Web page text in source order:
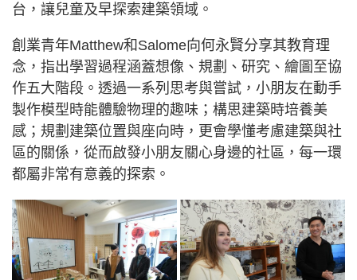
台，讓兒童及早探索建築領域。
創業青年Matthew和Salome向何永賢分享其教育理
念，指出學習過程涵蓋想像、規劃、研究、繪圖至協
作五大階段。透過一系列思考與嘗試，小朋友在動手
製作模型時能體驗物理的趣味；構思建築時培養美
感；規劃建築位置與座向時，更會學懂考慮建築與社
區的關係，從而啟發小朋友關心身邊的社區，每一環
都屬非常有意義的探索。